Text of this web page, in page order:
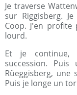
Je traverse
sur Riggisberg.
Coop. J'en
lourd.
Et je continue,
succession.
Rüeggisberg,
Puis je longe un